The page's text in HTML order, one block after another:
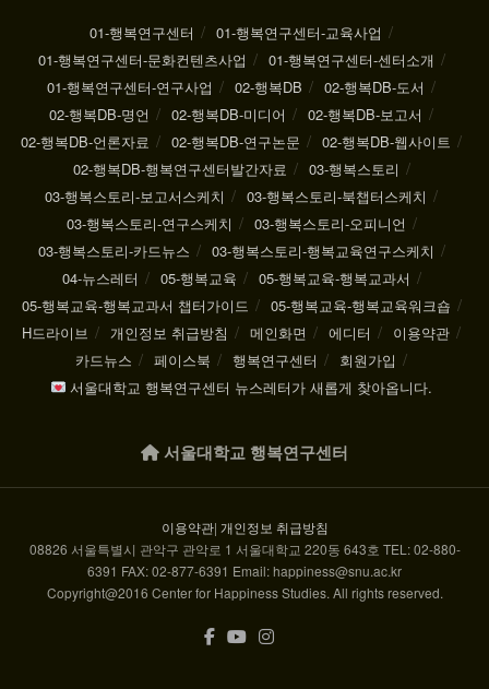
01-행복연구센터
01-행복연구센터-교육사업
01-행복연구센터-문화컨텐츠사업
01-행복연구센터-센터소개
01-행복연구센터-연구사업
02-행복DB
02-행복DB-도서
02-행복DB-명언
02-행복DB-미디어
02-행복DB-보고서
02-행복DB-언론자료
02-행복DB-연구논문
02-행복DB-웹사이트
02-행복DB-행복연구센터발간자료
03-행복스토리
03-행복스토리-보고서스케치
03-행복스토리-북챕터스케치
03-행복스토리-연구스케치
03-행복스토리-오피니언
03-행복스토리-카드뉴스
03-행복스토리-행복교육연구스케치
04-뉴스레터
05-행복교육
05-행복교육-행복교과서
05-행복교육-행복교과서 챕터가이드
05-행복교육-행복교육워크숍
H드라이브
개인정보 취급방침 메인화면 에디터
이용약관
카드뉴스
페이스북 행복연구센터
회원가입
서울대학교 행복연구센터 뉴스레터가 새롭게 찾아옵니다.
서울대학교 행복연구센터
이용약관| 개인정보 취급방침
08826 서울특별시 관악구 관악로 1 서울대학교 220동 643호 TEL: 02-880-
6391 FAX: 02-877-6391 Email: happiness@snu.ac.kr
Copyright@2016 Center for Happiness Studies. All rights reserved.